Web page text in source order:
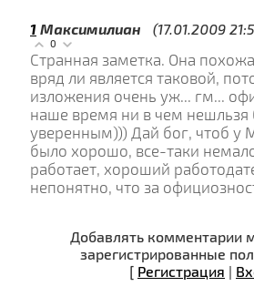
1 Максимилиан (17.01.2009
0
Странная заметка. Она
вряд ли является таковой,
изложения очень уж... гм...
наше время ни в чем нешльзя
уверенным))) Дай бог, чтоб у
было хорошо, все-таки
работает, хороший
непонятно, что за
Добавлять комментарии
зарегистрированные
[ Регистрация |